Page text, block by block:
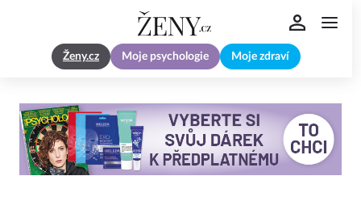
Ženy.cz Moje psychologie Moje zdraví